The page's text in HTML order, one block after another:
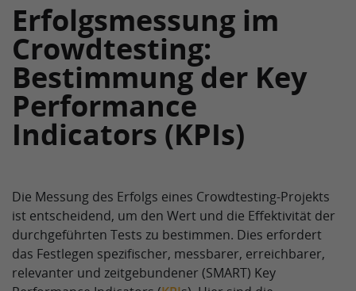
Erfolgsmessung im
Crowdtesting:
Bestimmung der Key
Performance
Indicators (KPIs)
Die Messung des Erfolgs eines Crowdtesting-Projekts
ist entscheidend, um den Wert und die Effektivität der
durchgeführten Tests zu bestimmen. Dies erfordert
das Festlegen spezifischer, messbarer, erreichbarer,
relevanter und zeitgebundener (SMART) Key